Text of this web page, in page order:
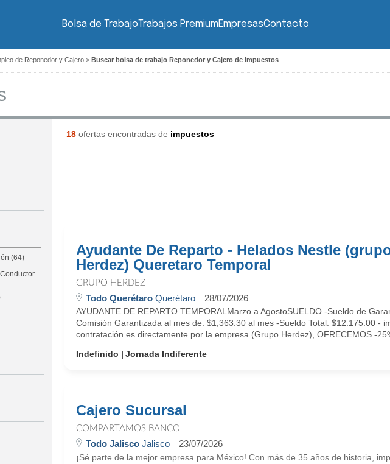
Bolsa de TrabajoTrabajos PremiumEmpresasContacto
de Reponedor y Cajero > Buscar bolsa de trabajo Reponedor y Cajero de impuestos
(64)
18ofertas encontradas de impuestos
Ayudante De Reparto - Helados Nestle
Herdez) Queretaro Temporal
GRUPO HERDEZ
Todo QuerétaroQuerétaro 28/07/2026
AYUDANTE DE REPARTO TEMPORALMarzo a AgostoSUELDO -Sueldo de
Comisión Garantizada al mes de: $1,363.30 al mes -Sueldo Total: $12.175.00 -
contratación es directamente por la empresa (Grupo Herdez), OFRECEMOS -
Indefinido
Jornada Indiferente
Cajero Sucursal
COMPARTAMOS BANCO
Todo JaliscoJalisco 23/07/2026
¡Sé parte de la mejor empresa para México! Con más de 35 años de historia,